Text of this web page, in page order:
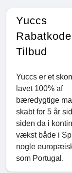
Yuccs
Tilbud
Yuccs er et
lavet 100% af
bæredygtige
skabt for 5 år
siden da i
vækst både i
nogle
som Portugal.